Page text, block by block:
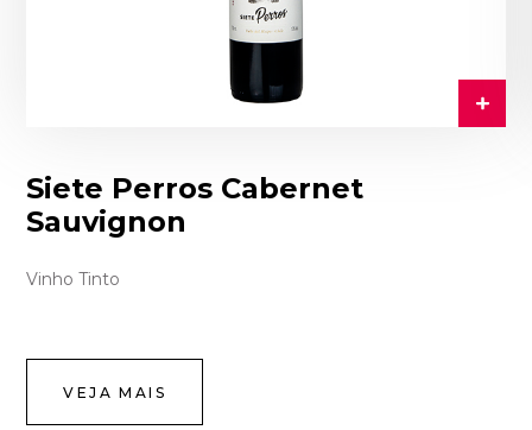
Siete Perros Cabernet
Sauvignon
Vinho Tinto
VEJA MAIS